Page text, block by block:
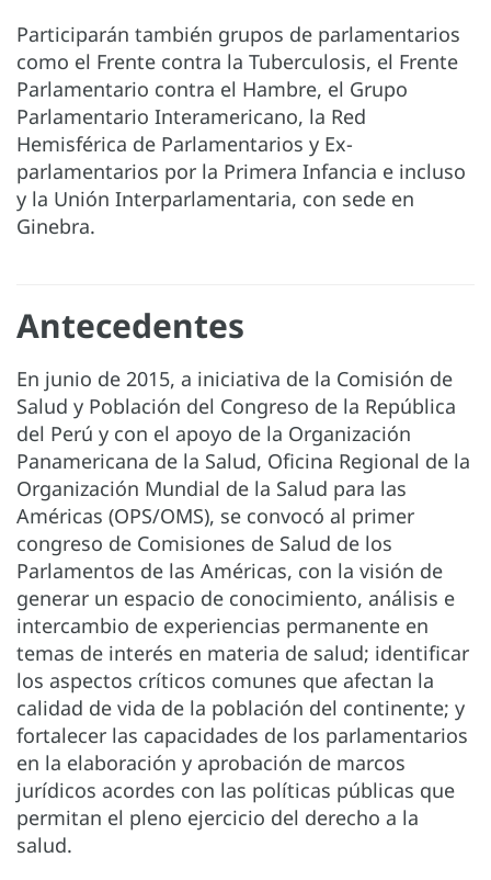
Participarán también grupos de parlamentarios
como el Frente contra la Tuberculosis, el Frente
Parlamentario contra el Hambre, el Grupo
Parlamentario Interamericano, la Red
Hemisférica de Parlamentarios y Ex-
parlamentarios por la Primera Infancia e incluso
y la Unión Interparlamentaria, con sede en
Ginebra.
Antecedentes
En junio de 2015, a iniciativa de la Comisión de
Salud y Población del Congreso de la República
del Perú y con el apoyo de la Organización
Panamericana de la Salud, Oficina Regional de la
Organización Mundial de la Salud para las
Américas (OPS/OMS), se convocó al primer
congreso de Comisiones de Salud de los
Parlamentos de las Américas, con la visión de
generar un espacio de conocimiento, análisis e
intercambio de experiencias permanente en
temas de interés en materia de salud; identificar
los aspectos críticos comunes que afectan la
calidad de vida de la población del continente; y
fortalecer las capacidades de los parlamentarios
en la elaboración y aprobación de marcos
jurídicos acordes con las políticas públicas que
permitan el pleno ejercicio del derecho a la
salud.